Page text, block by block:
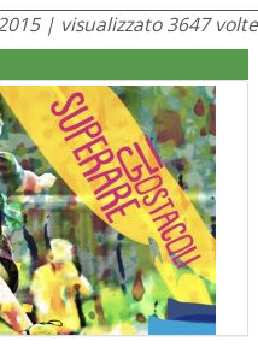
| visualizzato 3647 volte